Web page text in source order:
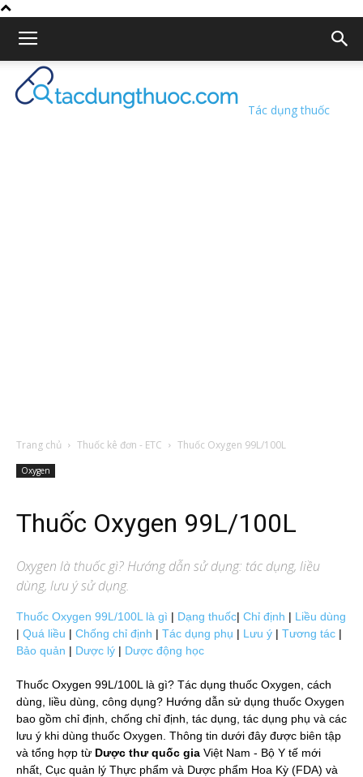
Tác dụng thuốc
Trang chủ Thuốc kê đơn - ETC Thuốc Oxygen 99L/100L
Oxygen
Thuốc Oxygen 99L/100L
Oxygen là thuốc gì? Hướng dẫn sử dụng: tác dụng, liều
dùng, lưu ý sử dụng.
Thuốc Oxygen 99L/100L là gì | Dạng thuốc| Chỉ định | Liều dùng
| Quá liều | Chống chỉ định | Tác dụng phụ | Lưu ý | Tương tác |
Bảo quản | Dược lý | Dược động học
Thuốc Oxygen 99L/100L là gì? Tác dụng thuốc Oxygen, cách
dùng, liều dùng, công dụng? Hướng dẫn sử dụng thuốc Oxygen
bao gồm chỉ định, chống chỉ định, tác dụng, tác dụng phụ và các
lưu ý khi dùng thuốc Oxygen. Thông tin dưới đây được biên tập
và tổng hợp từ Dược thư quốc gia Việt Nam - Bộ Y tế mới
nhất, Cục quản lý Thực phẩm và Dược phẩm Hoa Kỳ (FDA) và